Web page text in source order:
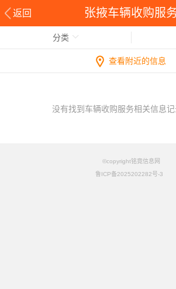
返回 张掖车辆收购服
分类
查看附近的信息
没有找到车辆收购服务相关信息记
©copyright铭竟信息网
鲁ICP备2025202282号-3